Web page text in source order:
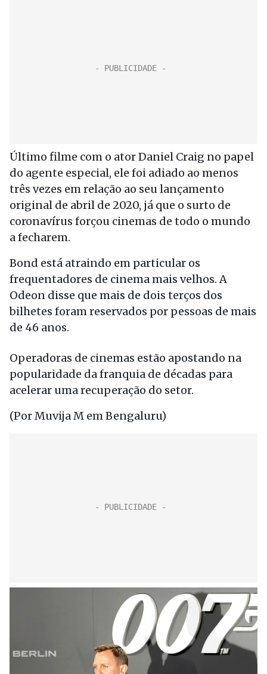
Último filme com o ator Daniel Craig no papel
do agente especial, ele foi adiado ao menos
três vezes em relação ao seu lançamento
original de abril de 2020, já que o surto de
coronavírus forçou cinemas de todo o mundo
a fecharem.
Bond está atraindo em particular os
frequentadores de cinema mais velhos. A
Odeon disse que mais de dois terços dos
bilhetes foram reservados por pessoas de mais
de 46 anos.
Operadoras de cinemas estão apostando na
popularidade da franquia de décadas para
acelerar uma recuperação do setor.
(Por Muvija M em Bengaluru)